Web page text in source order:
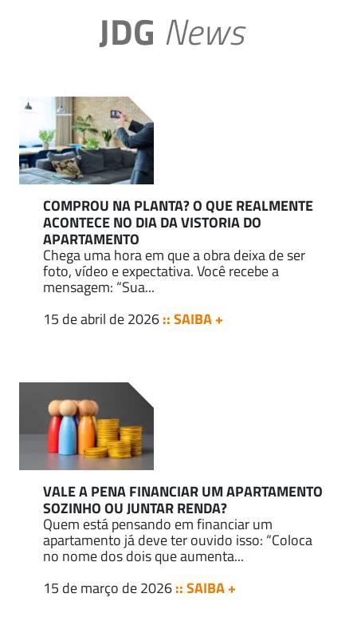
JDG News
COMPROU NA PLANTA? O QUE REALMENTE
ACONTECE NO DIA DA VISTORIA DO
APARTAMENTO
Chega uma hora em que a obra deixa de ser
foto, vídeo e expectativa. Você recebe a
mensagem: “Sua...
15 de abril de 2026:: SAIBA +
VALE A PENA FINANCIAR UM APARTAMENTO
SOZINHO OU JUNTAR RENDA?
Quem está pensando em financiar um
apartamento já deve ter ouvido isso: “Coloca
no nome dos dois que aumenta...
15 de março de 2026:: SAIBA +